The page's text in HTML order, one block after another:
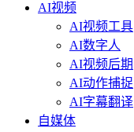
AI视频
AI视频工具
AI数字人
AI视频后期
AI动作捕捉
AI字幕翻译
自媒体